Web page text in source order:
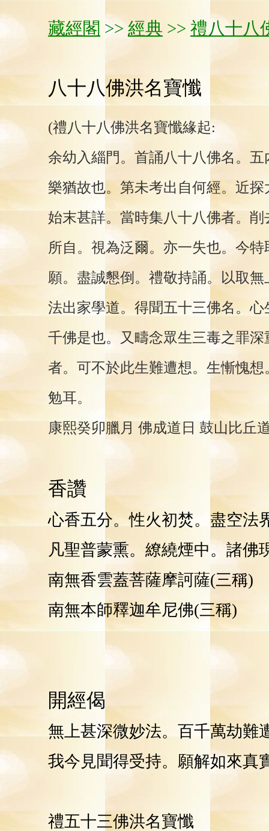
藏經閣 >> 經典 >> 禮八十八
八十八佛洪名寶懺
(禮八十八佛洪名寶懺緣起:
余幼入緇門。首誦八十八佛名。
樂猶故也。第未考出自何經。近
始末甚詳。當時集八十八佛者。
所自。視為泛爾。亦一失也。今
願。盡誠懇倒。禮敬持誦。以取
法出家學道。得聞五十三佛名。
千佛是也。又疇念眾生三毒之罪
者。可不於此生難遭想。生慚愧
勉耳。
康熙癸卯臘月 佛成道日 鼓山比丘
香讚
心香五分。性火初焚。盡空法
凡聖普蒙熏。繚繞煙中。諸佛
南無香雲蓋菩薩摩訶薩(三稱)
南無本師釋迦牟尼佛(三稱)
開經偈
無上甚深微妙法。百千萬劫難
我今見聞得受持。願解如來真
禮五十三佛洪名寶懺